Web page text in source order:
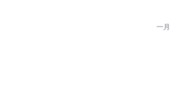
一月